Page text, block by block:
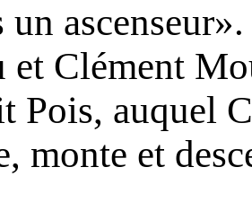
un
et Clément
Pois, auquel
monte et